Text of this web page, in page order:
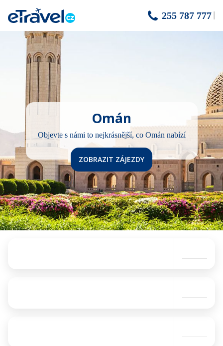
255 787 777
Omán
Objevte s námi to nejkrásnější, co Omán nabízí
ZOBRAZIT ZÁJEZDY